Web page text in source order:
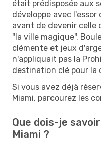
était prédisposée aux
développe avec
avant de devenir celle
"la ville magique".
clémente et jeux
n'appliquait pas la
destination clé pour la
Si vous avez déjà
Miami, parcourez les
Que dois-je
Miami ?